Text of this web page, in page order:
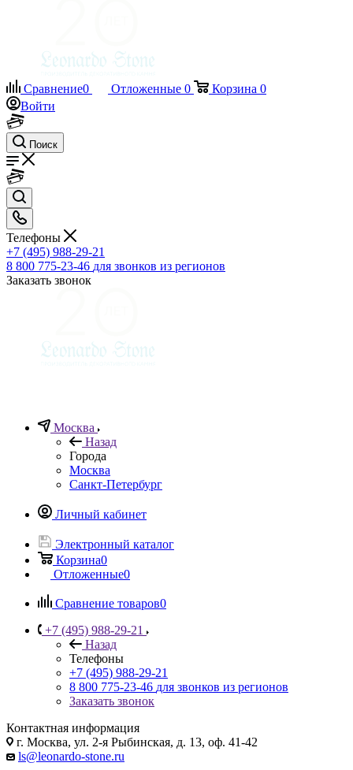
Сравнение0 Отложенные 0 Корзина 0
Войти
Поиск
Телефоны
+7 (495) 988-29-21
8 800 775-23-46 для звонков из регионов
Заказать звонок
Москва
Назад
Города
Москва
Санкт-Петербург
Личный кабинет
Электронный каталог
Корзина0
Отложенные0
Сравнение товаров0
+7 (495) 988-29-21
Назад
Телефоны
+7 (495) 988-29-21
8 800 775-23-46 для звонков из регионов
Заказать звонок
Контактная информация
г. Москва, ул. 2-я Рыбинская, д. 13, оф. 41-42
ls@leonardo-stone.ru